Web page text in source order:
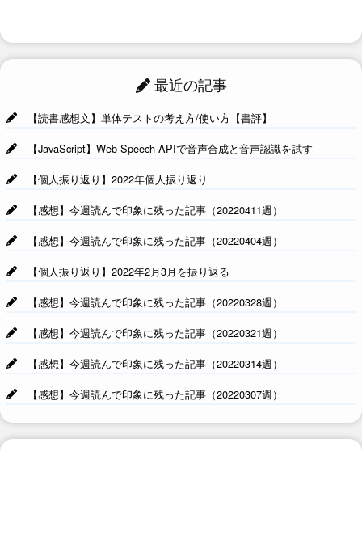
最近の記事
【読書感想文】単体テストの考え方/使い方【書評】
【JavaScript】Web Speech APIで音声合成と音声認識を試す
【個人振り返り】2022年個人振り返り
【感想】今週読んで印象に残った記事（20220411週）
【感想】今週読んで印象に残った記事（20220404週）
【個人振り返り】2022年2月3月を振り返る
【感想】今週読んで印象に残った記事（20220328週）
【感想】今週読んで印象に残った記事（20220321週）
【感想】今週読んで印象に残った記事（20220314週）
【感想】今週読んで印象に残った記事（20220307週）